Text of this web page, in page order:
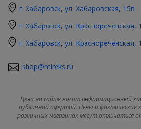
г. Хабаровск, ул. Хабаровская, 15в
г. Хабаровск, ул. Краснореченская,
г. Хабаровск, ул. Краснореченская,
shop@mireks.ru
Цена на сайте носит информационный
публичной офертой. Цены и фактическое
розничных магазинах могут отличаться